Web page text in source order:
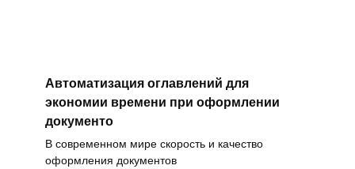
Автоматизация оглавлений для
экономии времени при оформлении
документо
В современном мире скорость и качество
оформления документов